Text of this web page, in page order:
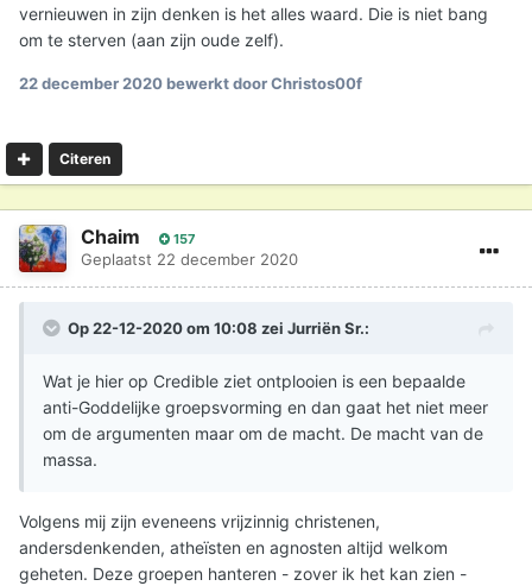
vernieuwen in zijn denken is het alles waard. Die is niet bang
om te sterven (aan zijn oude zelf).
22 december 2020bewerkt door Christos00f
Citeren
Chaim 157
Geplaatst 22 december 2020
Op 22-12-2020 om 10:08 zei Jurriën Sr.:
Wat je hier op Credible ziet ontplooien is een bepaalde
anti-Goddelijke groepsvorming en dan gaat het niet meer
om de argumenten maar om de macht. De macht van de
massa.
Volgens mij zijn eveneens vrijzinnig christenen,
andersdenkenden, atheïsten en agnosten altijd welkom
geheten. Deze groepen hanteren - zover ik het kan zien -